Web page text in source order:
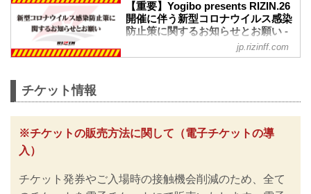
【重要】Yogibo presents RIZIN.26
開催に伴う新型コロナウイルス感染
防止策に関するお知らせとお願い -
RIZIN FIGHTING FEDERATION オ
フィシャルサイト
い。
RIZINではイベント再開に際し、日本スポ
ーツ協会が作成した「スポーツイベント
の再開に向けた感染拡大予防ガイドライ
コロナウイルス感染防止の為のチケット
jp.rizinff.com
チケット情報
※チケットの販売方法に関して（電子チケットの導
入）
チケット発券やご入場時の接触機会削減のため、全て